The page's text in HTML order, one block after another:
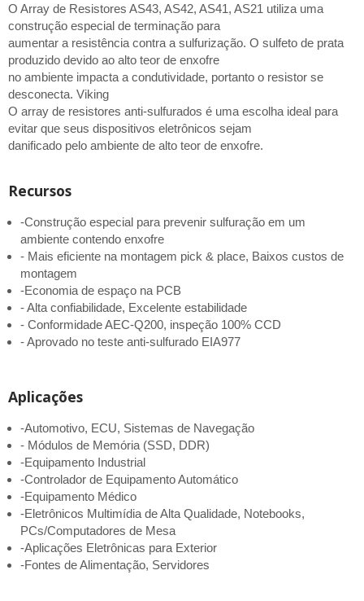
O Array de Resistores AS43, AS42, AS41, AS21 utiliza uma
construção especial de terminação para
aumentar a resistência contra a sulfurização. O sulfeto de prata
produzido devido ao alto teor de enxofre
no ambiente impacta a condutividade, portanto o resistor se
desconecta. Viking
O array de resistores anti-sulfurados é uma escolha ideal para
evitar que seus dispositivos eletrônicos sejam
danificado pelo ambiente de alto teor de enxofre.
Recursos
-Construção especial para prevenir sulfuração em um
ambiente contendo enxofre
- Mais eficiente na montagem pick & place, Baixos custos de
montagem
-Economia de espaço na PCB
- Alta confiabilidade, Excelente estabilidade
- Conformidade AEC-Q200, inspeção 100% CCD
- Aprovado no teste anti-sulfurado EIA977
Aplicações
-Automotivo, ECU, Sistemas de Navegação
- Módulos de Memória (SSD, DDR)
-Equipamento Industrial
-Controlador de Equipamento Automático
-Equipamento Médico
-Eletrônicos Multimídia de Alta Qualidade, Notebooks,
PCs/Computadores de Mesa
-Aplicações Eletrônicas para Exterior
-Fontes de Alimentação, Servidores